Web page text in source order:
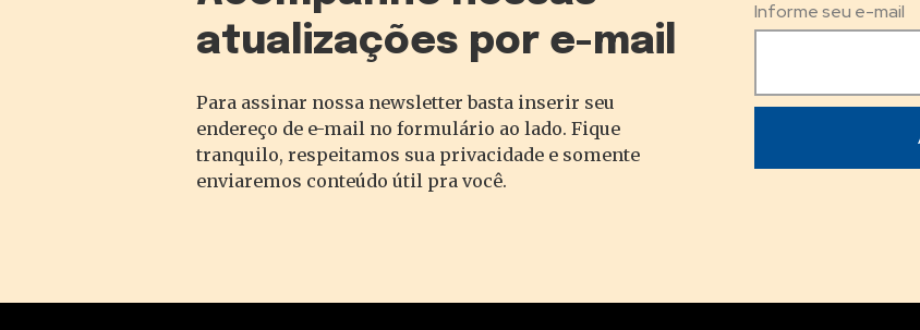
atualizações por e-mail
Para assinar nossa newsletter basta inserir seu
endereço de e-mail no formulário ao lado. Fique
tranquilo, respeitamos sua privacidade e somente
enviaremos conteúdo útil pra você.
Informe seu e-mail